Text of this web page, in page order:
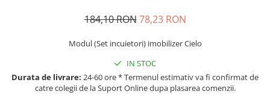
184,10 RON 78,23 RON
Modul (Set incuietori) imobilizer Cielo
IN STOC
Durata de livrare: 24-60 ore * Termenul estimativ va fi confirmat de
catre colegii de la Suport Online dupa plasarea comenzii.